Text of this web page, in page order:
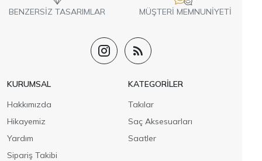
BENZERSIZ TASARIMLAR MÜŞTERI MEMNUNIYETI
KURUMSAL
Hakkımızda
Hikayemiz
Yardım
Sipariş Takibi
KATEGORILER
Takılar
Saç Aksesuarları
Saatler